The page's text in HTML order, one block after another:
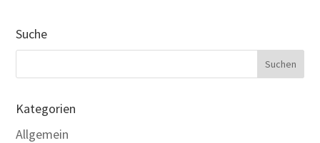
Suche
Kategorien
Allgemein